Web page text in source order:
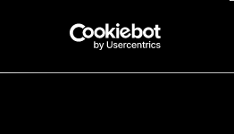
Pfadnavigation
Startseite Produkte